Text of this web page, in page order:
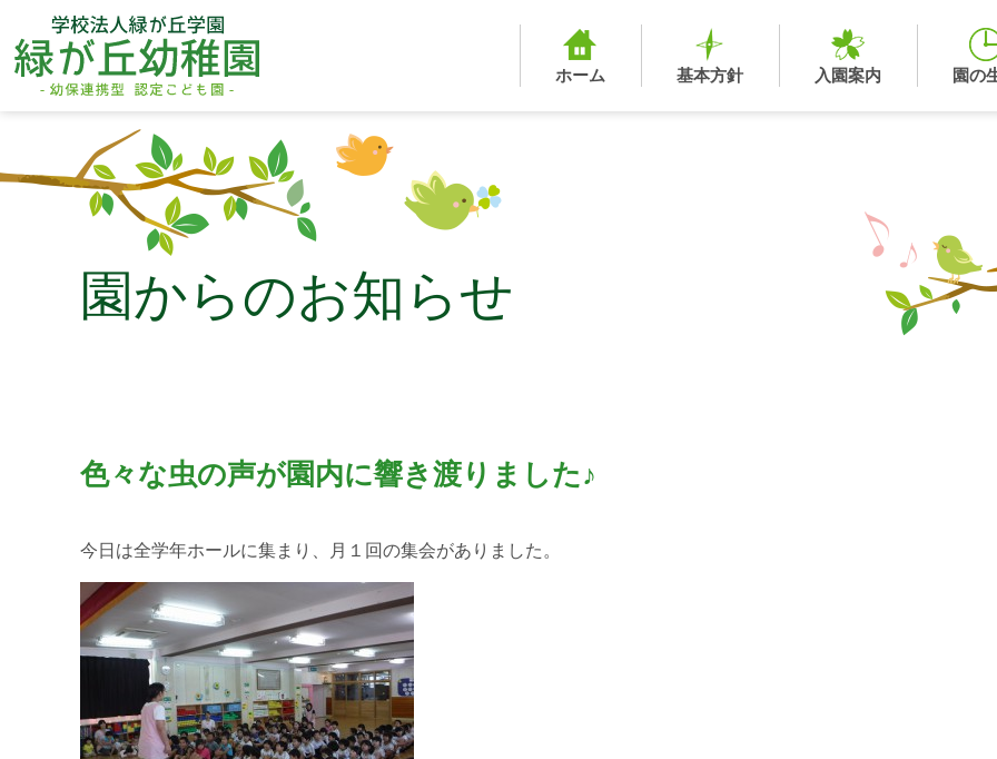
ホーム 基本方針 入園案内 園の
園からのお知らせ
色々な虫の声が園内に響き渡りました♪
今日は全学年ホールに集まり、月１回の集会がありました。